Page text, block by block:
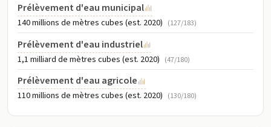
Prélèvement d'eau municipal
140 millions de mètres cubes (est. 2020) (127/183)
Prélèvement d'eau industriel
1,1 milliard de mètres cubes (est. 2020) (47/180)
Prélèvement d'eau agricole
110 millions de mètres cubes (est. 2020) (130/180)